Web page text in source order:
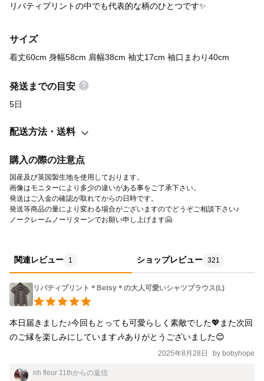
リバティプリントの中でも代表的な柄のひとつです✨
サイズ
着丈60cm 身幅58cm 肩幅38cm 袖丈17cm 袖口まわり40cm
発送までの目安
5日
配送方法・送料
購入の際の注意点
国産及び英国製生地を使用しております。
画像はモニターにより多少の違いがある事をご了承下さい。
発送はご入金の確認が取れてからの日時です。
発送等商品の量により変わる場合がございますのでどうぞご相談下さい♪
ノークレームノーリターンでお願い申し上げます🤗
関連レビュー 1 ショップレビュー 321
リバティプリント＊Betsy＊の大人可愛いシャツブラウス(L)
本日届きました♪今回もとっても可愛らしく素敵でした💖また次回
のご縁を楽しみにしています🎶ありがとうございました😊
2025年8月28日 by bobyhope
nh fleur 11thからの返信